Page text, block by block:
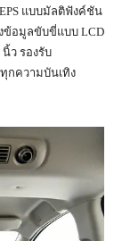
แบบมัลติฟังค์ชัน
ข้อมูลขับขี่แบบ LCD
ว รองรับ
ทุกความบันเทิง